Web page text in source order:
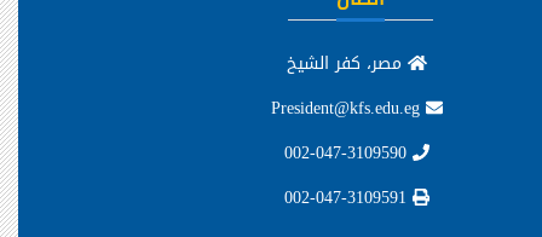
مصر، كفر الشيخ